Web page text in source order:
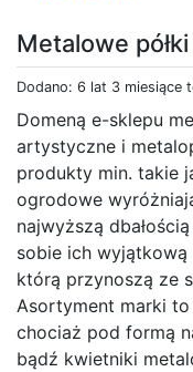
Metalowe półki
Dodano: 6 lat 3 miesiące
Domeną e-sklepu
artystyczne i
produkty min. takie
ogrodowe
najwyższą
sobie ich wyjątkową
którą przynoszą ze
Asortyment marki
chociaż pod formą
bądź kwietniki